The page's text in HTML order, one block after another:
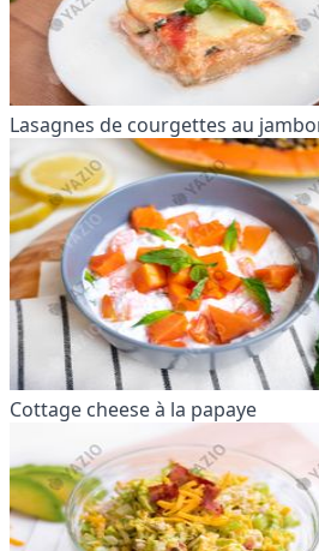
Lasagnes de courgettes au
Cottage cheese à la papaye